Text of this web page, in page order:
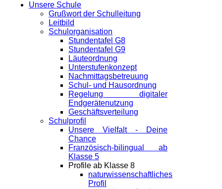
Unsere Schule
Grußwort der Schulleitung
Leitbild
Schulorganisation
Stundentafel G8
Stundentafel G9
Läuteordnung
Unterstufenkonzept
Nachmittagsbetreuung
Schul- und Hausordnung
Regelung digitaler
Endgeräte­nutzung
Geschäftsverteilung
Schulprofil
Unsere Vielfalt - Deine
Chance
Französisch-bilingual ab
Klasse 5
Profile ab Klasse 8
naturwissenschaftliches
Profil